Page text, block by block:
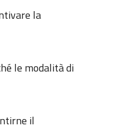
la
le modalità di
il